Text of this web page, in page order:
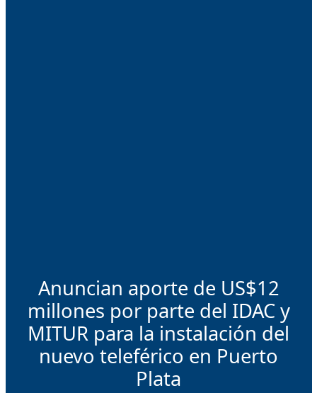
Anuncian aporte de US$12
millones por parte del IDAC y
MITUR para la instalación del
nuevo teleférico en Puerto
Plata